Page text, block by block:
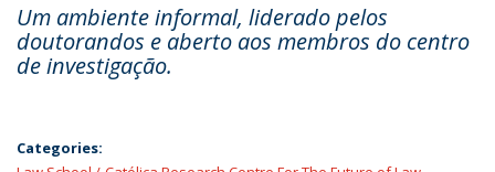
Um ambiente informal, liderado pelos
doutorandos e aberto aos membros do centro
de investigação.
Categories: